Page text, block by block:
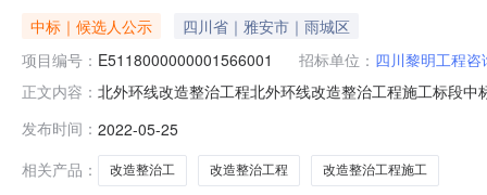
中标｜候选人公示
四川省｜雅安市｜雨城区
项目编号： E5118000000001566001 招标单位： 四川黎明工程
正文内容： 北外环线改造整治工程北外环线改造整治工程施工标段
司招标人联系电话18328128187招标代理机构四川军贤
发布时间： 2022-05-25
相关产品：
改造整治工 改造整治工程 改造整治工程施工